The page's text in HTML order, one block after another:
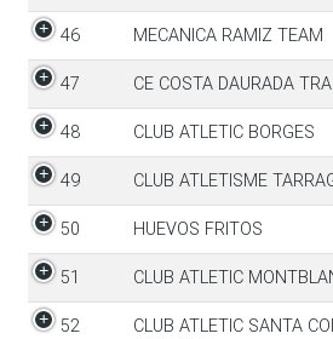
46 MECANICA RAMIZ TEAM
47 CE COSTA DAURADA
48 CLUB ATLETIC BORGES
49 CLUB ATLETISME
50 HUEVOS FRITOS
51 CLUB ATLETIC
52
CLUB ATLETIC SANTA